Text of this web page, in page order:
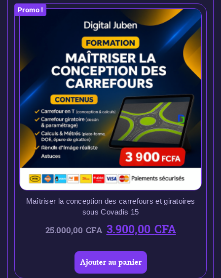
Promo !
Maîtriser la conception des carrefours et giratoires
sous Covadis 15
25.000,00CFA 3.900,00CFA
Ajouter au panier